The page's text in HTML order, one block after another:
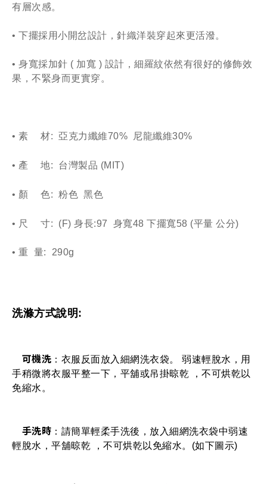
有層次感。
• 下擺採用小開岔設計，針織洋裝穿起來更活潑。
• 身寬採加針 ( 加寬 ) 設計，細羅紋依然有很好的修飾效
果，不緊身而更實穿。
• 素 材:  亞克力纖維70%  尼龍纖維30%
• 產 地:  台灣製品 (MIT)
• 顏 色:  粉色  黑色
• 尺 寸:  (F) 身長:97  身寬48 下擺寬58 (平量 公分)
• 重  量:  290g
洗滌方式說明:
可機洗 ：衣服反面放入細網洗衣袋。 弱速輕脫水，用
手稍微將衣服平整一下，平舖或吊掛晾乾 ，不可烘乾以
免縮水。
手洗時 ：請簡單輕柔手洗後，放入細網洗衣袋中弱速
輕脫水，平舖晾乾 ，不可烘乾以免縮水。(如下圖示)